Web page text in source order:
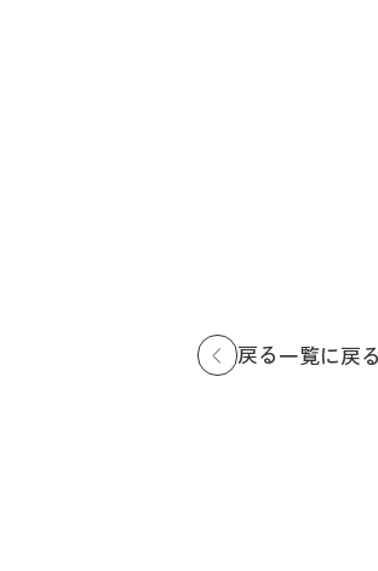
戻る一覧に戻